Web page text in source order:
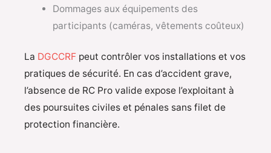
Dommages aux équipements des
participants (caméras, vêtements coûteux)
La DGCCRF peut contrôler vos installations et vos
pratiques de sécurité. En cas d’accident grave,
l’absence de RC Pro valide expose l’exploitant à
des poursuites civiles et pénales sans filet de
protection financière.